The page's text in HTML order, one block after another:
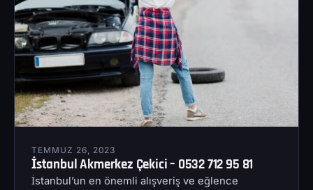
TEMMUZ 26, 2023
İstanbul Akmerkez Çekici – 0532 712 95 81
İstanbul’un en önemli alışveriş ve eğlence